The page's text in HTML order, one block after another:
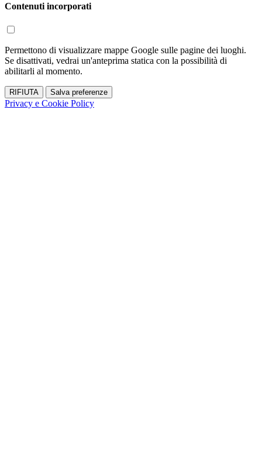
Contenuti incorporati
Permettono di visualizzare mappe Google sulle pagine dei luoghi.
Se disattivati, vedrai un'anteprima statica con la possibilità di
abilitarli al momento.
RIFIUTA Salva preferenze
Privacy e Cookie Policy